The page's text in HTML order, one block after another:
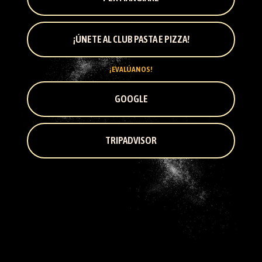
¡ÚNETE AL CLUB PASTA E PIZZA!
¡EVALÚANOS!
GOOGLE
TRIPADVISOR